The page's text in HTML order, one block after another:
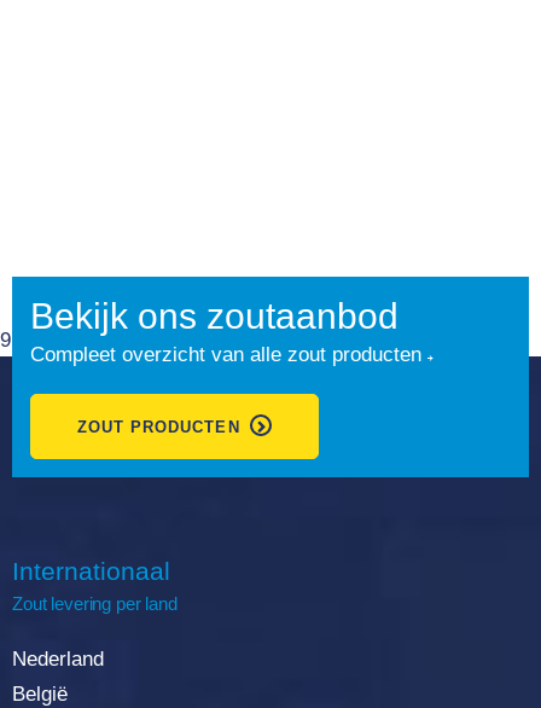
9.1
Bekijk ons zoutaanbod
Compleet overzicht van alle zout producten
ZOUT PRODUCTEN
Internationaal
Zout levering per land
Nederland
België